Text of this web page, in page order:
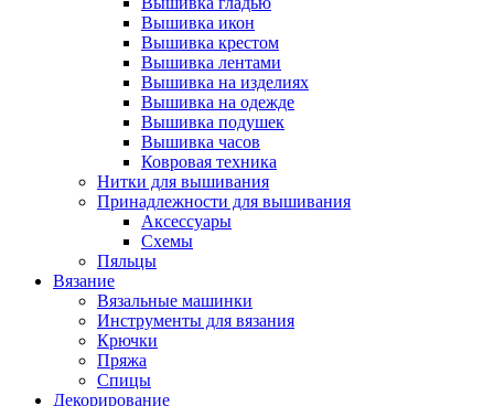
Вышивка икон
Вышивка крестом
Вышивка лентами
Вышивка на изделиях
Вышивка на одежде
Вышивка подушек
Вышивка часов
Ковровая техника
Нитки для вышивания
Принадлежности для вышивания
Аксессуары
Схемы
Пяльцы
Вязание
Вязальные машинки
Инструменты для вязания
Крючки
Пряжа
Спицы
Декорирование